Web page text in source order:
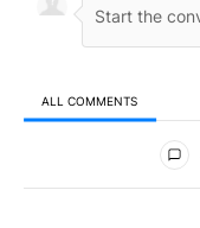
ALL COMMENTS
All Comments